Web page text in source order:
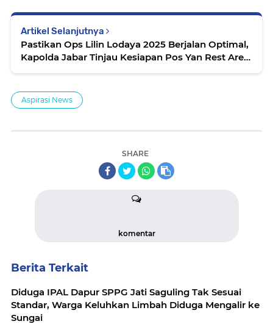
Artikel Selanjutnya
Pastikan Ops Lilin Lodaya 2025 Berjalan Optimal,
Kapolda Jabar Tinjau Kesiapan Pos Yan Rest Area
Aspirasi News
SHARE
komentar
Berita Terkait
Diduga IPAL Dapur SPPG Jati Saguling Tak Sesuai
Standar, Warga Keluhkan Limbah Diduga Mengalir ke
Sungai